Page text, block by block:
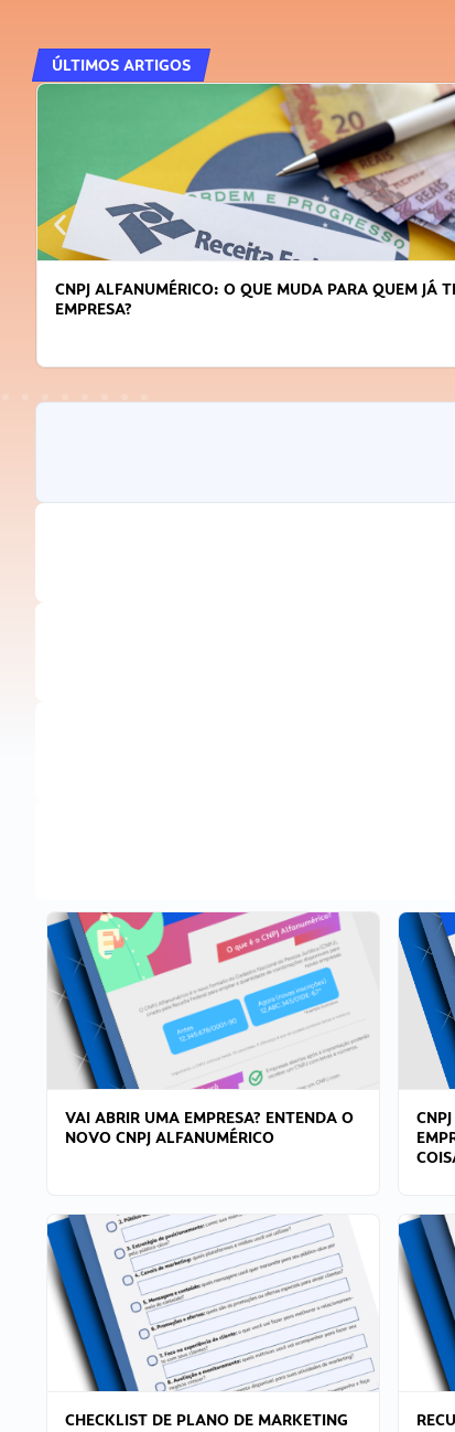
ÚLTIMOS ARTIGOS
DICAS PARA OBTER CRÉDITO
VAI ABRIR UMA EMPRESA? ENTENDA O
NOVO CNPJ ALFANUMÉRICO
CHECKLIST DE PLANO DE MARKETING